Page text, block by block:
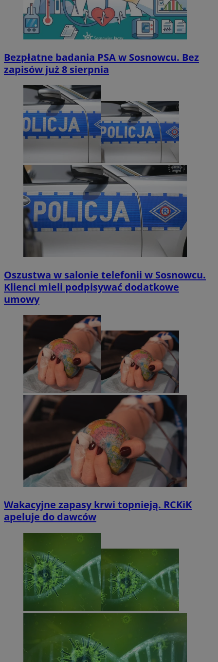
Bezpłatne badania PSA w Sosnowcu. Bez
zapisów już 8 sierpnia
Oszustwa w salonie telefonii w Sosnowcu.
Klienci mieli podpisywać dodatkowe
umowy
Wakacyjne zapasy krwi topnieją. RCKiK
apeluje do dawców